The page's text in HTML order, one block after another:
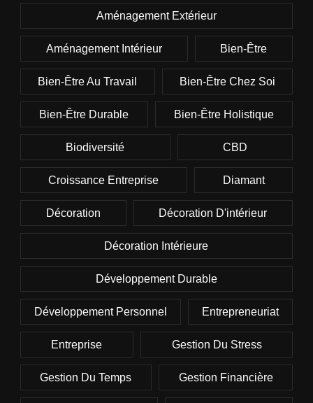
Aménagement Extérieur
Aménagement Intérieur Bien-Être
Bien-Être Au Travail Bien-Être Chez Soi
Bien-Être Durable Bien-Être Holistique
Biodiversité CBD
Croissance Entreprise Diamant
Décoration Décoration D'intérieur
Décoration Intérieure
Développement Durable
Développement Personnel Entrepreneuriat
Entreprise Gestion Du Stress
Gestion Du Temps Gestion Financière